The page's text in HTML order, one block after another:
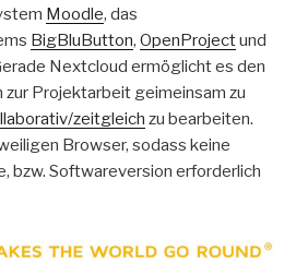
Moodle, das
BigBluButton, OpenProjectund
Nextcloud ermöglicht es den
zur Projektarbeit geimeinsam zu
zeitgleich zu bearbeiten.
Browser, sodass keine
bzw. Softwareversion erforderlich